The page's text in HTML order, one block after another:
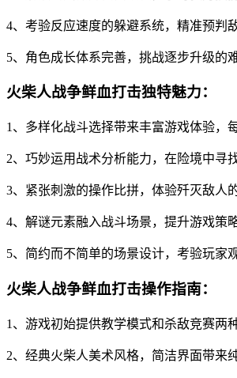
4、考验反应速度的躲避系统，精准预判
5、角色成长体系完善，挑战逐步升级的
火柴人战争鲜血打击独特魅力：
1、多样化战斗选择带来丰富游戏体验，
2、巧妙运用战术分析能力，在险境中寻
3、紧张刺激的操作比拼，体验歼灭敌人
4、解谜元素融入战斗场景，提升游戏策
5、简约而不简单的场景设计，考验玩家
火柴人战争鲜血打击操作指南：
1、游戏初始提供教学模式和杀敌竞赛两
2、经典火柴人美术风格，简洁界面带来